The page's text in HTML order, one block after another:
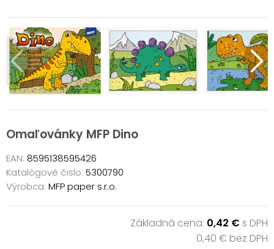
Omaľovánky MFP Dino
EAN: 8595138595426
Katalógové čislo: 5300790
Výrobca: MFP paper s.r.o.
Základná cena: 0,42 € s DPH
0,40 € bez DPH